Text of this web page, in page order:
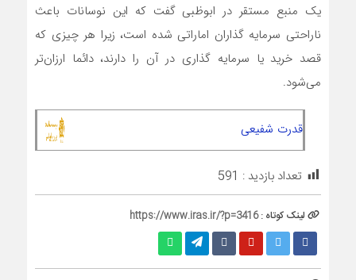
یک منبع مستقر در ابوظبی گفت که این نوسانات باعث
ناراحتی سرمایه گذاران اماراتی شده است، زیرا هر چیزی که
قصد خرید یا سرمایه گذاری در آن را دارند، دائما ارزان‌تر
می‌شود.
قدرت شفیعی
تعداد بازدید : 591
لینک کوتاه :https://www.iras.ir/?p=3416